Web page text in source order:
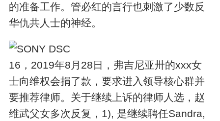
的准备工作。管必红的言行也刺激了少数反
华仇共人士的神经。
SONY DSC
16，2019年8月28日，弗吉尼亚卅的xxx女
士向维权会捐了款，要求进入领导核心群并
要推荐律师。关于继续上诉的律师人选，赵
维武父女多次反复，1), 是继续聘任Sandra,